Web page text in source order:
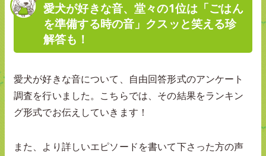
愛犬が好きな音、堂々の1位は「ごはん
を準備する時の音」クスッと笑える珍
解答も！
愛犬が好きな音について、自由回答形式のアンケート
調査を行いました。こちらでは、その結果をランキン
グ形式でお伝えしていきます！
また、より詳しいエピソードを書いて下さった方の声